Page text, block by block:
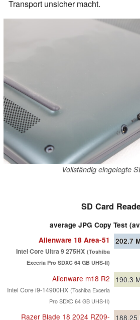
Transport unsicher macht.
Vollständig eingelegte
SD Card
average JPG Copy Test
Alienware 18 Area-51
Intel Core Ultra 9 275HX (Toshiba
Exceria Pro SDXC 64 GB UHS-II)
202.7
Alienware m18 R2
Intel Core i9-14900HX (Toshiba Exceria
Pro SDXC 64 GB UHS-II)
190.3
Razer Blade 18 2024 RZ09- 188.25